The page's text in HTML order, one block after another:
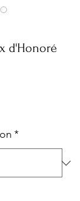
d'Honoré
*